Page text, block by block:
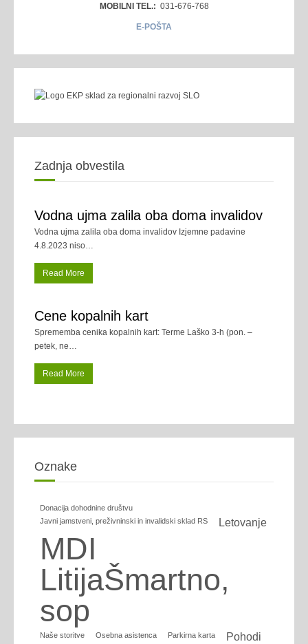
MOBILNI TEL.: 031-676-768
E-POŠTA
Zadnja obvestila
Vodna ujma zalila oba doma invalidov
Vodna ujma zalila oba doma invalidov Izjemne padavine
4.8.2023 niso
Read More
Cene kopalnih kart
Sprememba cenika kopalnih kart: Terme Laško 3-h (pon. –
petek, ne
Read More
Oznake
Donacija dohodnine društvu
Javni jamstveni, preživninski in invalidski sklad RS
Letovanje
MDI
LitijaŠmartno,
sop
Naše storitve Osebna asistenca Parkirna karta Pohodi